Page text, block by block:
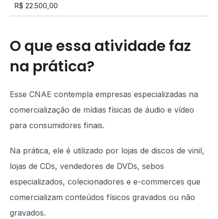
R$ 22.500,00
O que essa atividade faz
na prática?
Esse CNAE contempla empresas especializadas na
comercialização de mídias físicas de áudio e vídeo
para consumidores finais.
Na prática, ele é utilizado por lojas de discos de vinil,
lojas de CDs, vendedores de DVDs, sebos
especializados, colecionadores e e-commerces que
comercializam conteúdos físicos gravados ou não
gravados.